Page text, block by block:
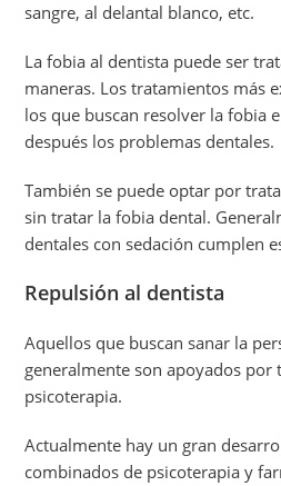
sangre, al delantal blanco, etc.
La fobia al dentista puede ser
maneras. Los tratamientos más
los que buscan resolver la fobia
después los problemas dentales.
También se puede optar por
sin tratar la fobia dental.
dentales con sedación cumplen
Repulsión al dentista
Aquellos que buscan sanar la
generalmente son apoyados por
psicoterapia.
Actualmente hay un gran
combinados de psicoterapia y